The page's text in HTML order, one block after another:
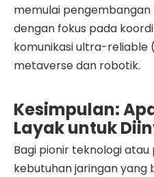
memulai pengembangan
dengan fokus pada
komunikasi ultra-reliable
metaverse dan robotik.
Kesimpulan:
Layak untuk
Bagi pionir teknologi
kebutuhan jaringan